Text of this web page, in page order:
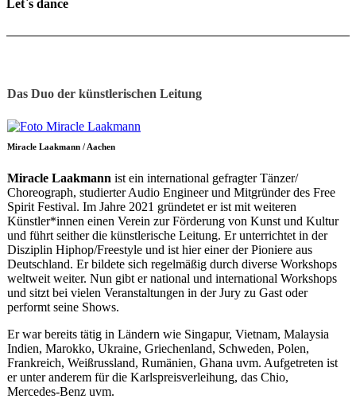
Let`s dance
Das Duo der künstlerischen Leitung
Miracle Laakmann / Aachen
Miracle Laakmann ist ein international gefragter Tänzer/
Choreograph, studierter Audio Engineer und Mitgründer des Free
Spirit Festival. Im Jahre 2021 gründetet er ist mit weiteren
Künstler*innen einen Verein zur Förderung von Kunst und Kultur
und führt seither die künstlerische Leitung. Er unterrichtet in der
Disziplin Hiphop/Freestyle und ist hier einer der Pioniere aus
Deutschland. Er bildete sich regelmäßig durch diverse Workshops
weltweit weiter. Nun gibt er national und international Workshops
und sitzt bei vielen Veranstaltungen in der Jury zu Gast oder
performt seine Shows.
Er war bereits tätig in Ländern wie Singapur, Vietnam, Malaysia
Indien, Marokko, Ukraine, Griechenland, Schweden, Polen,
Frankreich, Weißrussland, Rumänien, Ghana uvm. Aufgetreten ist
er unter anderem für die Karlspreisverleihung, das Chio,
Mercedes-Benz uvm.